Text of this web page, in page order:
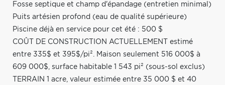
Fosse septique et champ d'épandage (entretien minimal)
Puits artésien profond (eau de qualité supérieure)
Piscine déjà en service pour cet été : 500 $
COÛT DE CONSTRUCTION ACTUELLEMENT estimé
entre 335$ et 395$/pi². Maison seulement 516 000$ à
609 000$, surface habitable 1 543 pi² (sous-sol exclus)
TERRAIN 1 acre, valeur estimée entre 35 000 $ et 40